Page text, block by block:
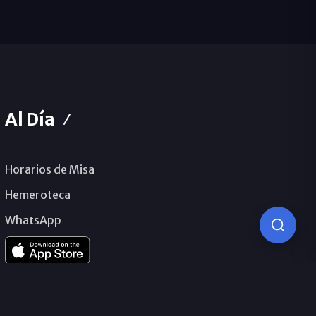
Al Día
Horarios de Misa
Hemeroteca
WhatsApp